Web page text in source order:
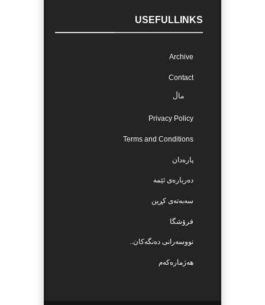
USEFULLINKS
Archive
Contact
ماڵ
Privacy Policy
Terms and Conditions
پارەدان
دەربارەی ئێمە
سەبەتەی کڕین
فرۆشگا
نووسەرانی دەنگەکان..
هەژمارەکەم